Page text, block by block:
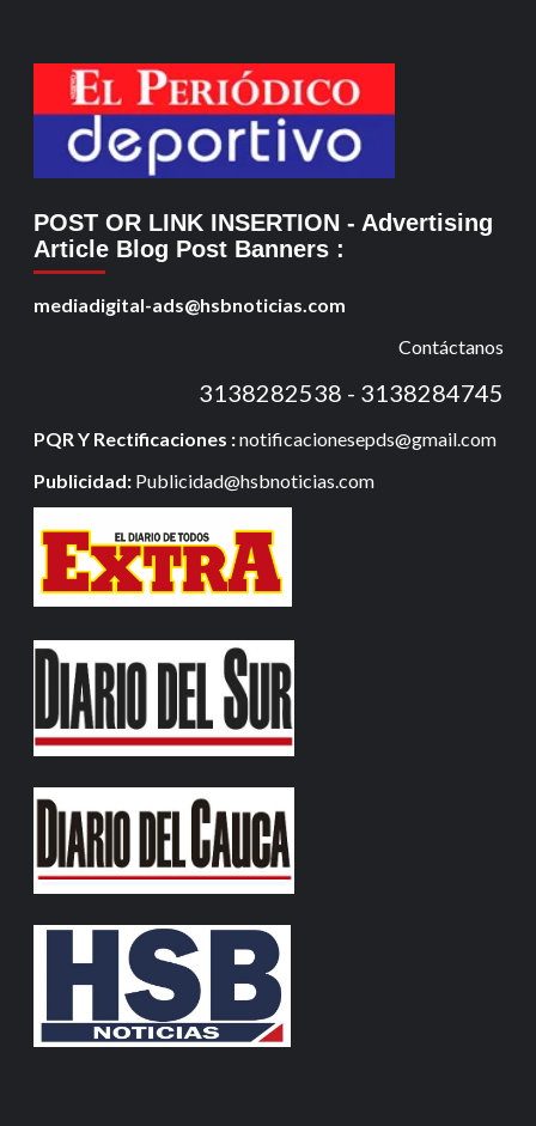
POST OR LINK INSERTION - Advertising
Article Blog Post Banners :
mediadigital-ads@hsbnoticias.com
Contáctanos
3138282538 - 3138284745
PQR Y Rectificaciones :notificacionesepds@gmail.com
Publicidad: Publicidad@hsbnoticias.com